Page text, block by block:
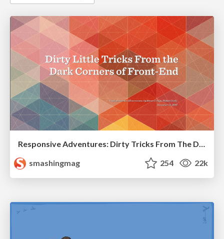
Responsive Adventures: Dirty Tricks From The Dark Corners of Front-End
smashingmag
254 22k